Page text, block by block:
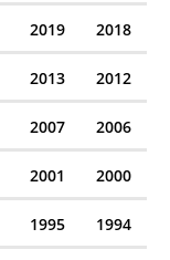
2019 2018
2013 2012
2007 2006
2001 2000
1995 1994